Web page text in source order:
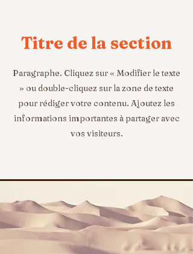
Titre de la section
Paragraphe. Cliquez sur « Modifier le texte
» ou double-cliquez sur la zone de texte
pour rédiger votre contenu. Ajoutez les
informations importantes à partager avec
vos visiteurs.